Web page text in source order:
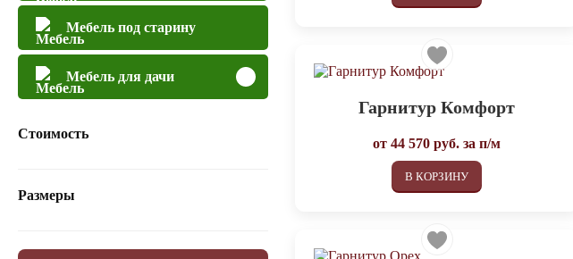
Мебель под старину
Мебель для дачи
Стоимость
Размеры
Гарнитур Комфорт
от44 570 руб. за п/м
В КОРЗИНУ